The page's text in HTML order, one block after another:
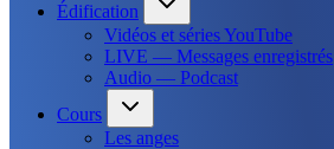
Édification
Vidéos et séries YouTube
LIVE — Messages enregistrés
Audio — Podcast
Cours
Les anges